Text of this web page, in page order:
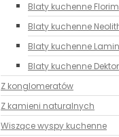
Blaty kuchenne Florim
Blaty kuchenne
Blaty kuchenne
Blaty kuchenne
Z konglomeratów
Z kamieni naturalnych
Wiszące wyspy kuchenne